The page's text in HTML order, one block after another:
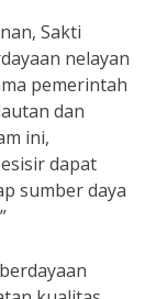
Sakti
nelayan
pemerintah
dan
ini,
dapat
sumber daya